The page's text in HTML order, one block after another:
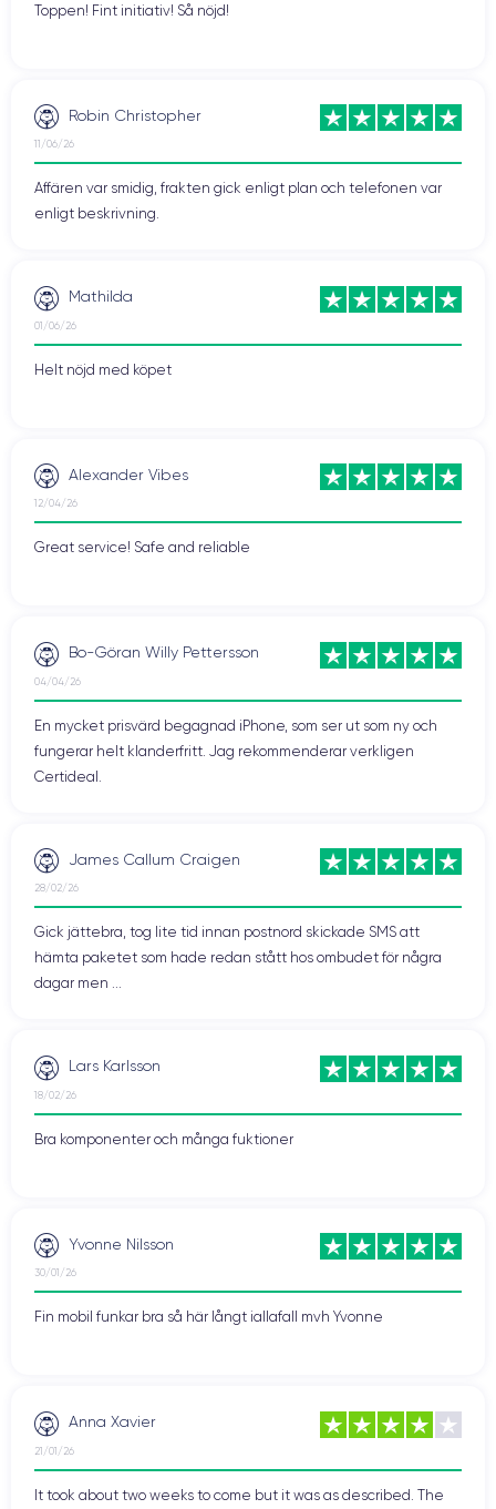
Toppen! Fint initiativ! Så nöjd!
Robin Christopher
11/06/26
Affären var smidig, frakten gick enligt plan och telefonen var
enligt beskrivning.
Mathilda
01/06/26
Helt nöjd med köpet
Alexander Vibes
12/04/26
Great service! Safe and reliable
Bo-Göran Willy Pettersson
04/04/26
En mycket prisvärd begagnad iPhone, som ser ut som ny och
fungerar helt klanderfritt. Jag rekommenderar verkligen
Certideal.
James Callum Craigen
28/02/26
Gick jättebra, tog lite tid innan postnord skickade SMS att
hämta paketet som hade redan stått hos ombudet för några
dagar men ...
Lars Karlsson
18/02/26
Bra komponenter och många fuktioner
Yvonne Nilsson
30/01/26
Fin mobil funkar bra så här långt iallafall mvh Yvonne
Anna Xavier
21/01/26
It took about two weeks to come but it was as described. The